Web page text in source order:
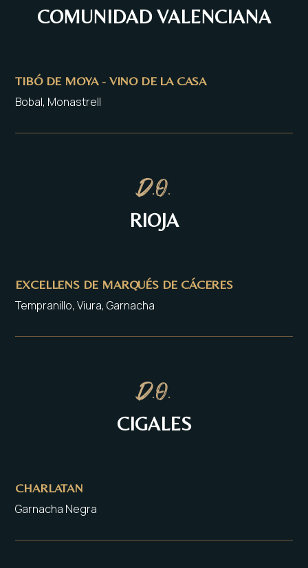
COMUNIDAD VALENCIANA
TIBÓ DE MOYA - VINO DE LA CASA
Bobal, Monastrell
D.O.
RIOJA
EXCELLENS DE MARQUÉS DE CÁCERES
Tempranillo, Viura, Garnacha
D.O.
CIGALES
CHARLATAN
Garnacha Negra